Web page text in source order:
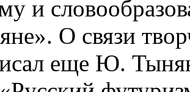
и
О связи
еще Ю.